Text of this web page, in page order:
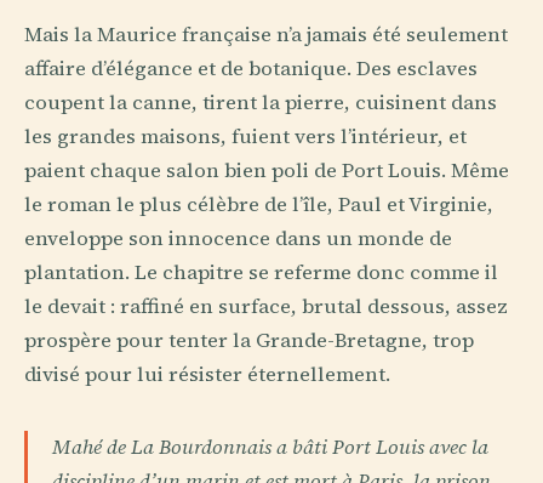
Mais la Maurice française n’a jamais été seulement
affaire d’élégance et de botanique. Des esclaves
coupent la canne, tirent la pierre, cuisinent dans
les grandes maisons, fuient vers l’intérieur, et
paient chaque salon bien poli de Port Louis. Même
le roman le plus célèbre de l’île, Paul et Virginie,
enveloppe son innocence dans un monde de
plantation. Le chapitre se referme donc comme il
le devait : raffiné en surface, brutal dessous, assez
prospère pour tenter la Grande-Bretagne, trop
divisé pour lui résister éternellement.
Mahé de La Bourdonnais a bâti Port Louis avec la